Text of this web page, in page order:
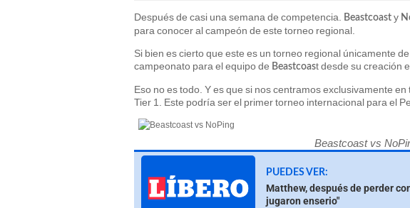
Después de casi una semana de competencia. Beastcoast y
para conocer al campeón de este torneo regional.
Si bien es cierto que este es un torneo regional únicamente
campeonato para el equipo de Beastcoast desde su creación
Eso no es todo. Y es que si nos centramos exclusivamente
Tier 1. Este podría ser el primer torneo internacional para el
Beastcoast vs
PUEDES VER:
Matthew, después de perder
jugaron enserio"